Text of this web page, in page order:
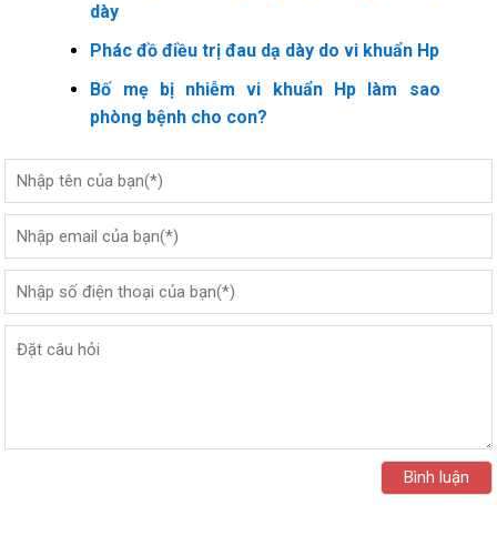
dày
Phác đồ điều trị đau dạ dày do vi khuẩn Hp
Bố mẹ bị nhiễm vi khuẩn Hp làm sao
phòng bệnh cho con?